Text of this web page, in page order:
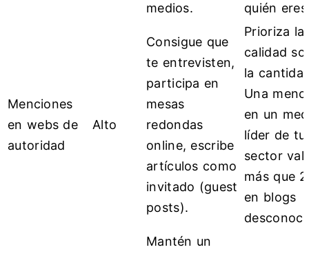
medios.
quién
Menciones
en webs de
autoridad
Alto
Consigue que
te entrevisten,
participa en
mesas
redondas
online, escribe
artículos como
invitado (guest
posts).
Prioriza la
calidad
la
Una
en un
líder de tu
sector
más que
en blogs
Mantén un